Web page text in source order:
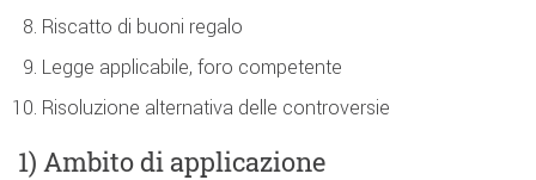
Riscatto di buoni regalo
Legge applicabile, foro competente
Risoluzione alternativa delle controversie
1) Ambito di applicazione